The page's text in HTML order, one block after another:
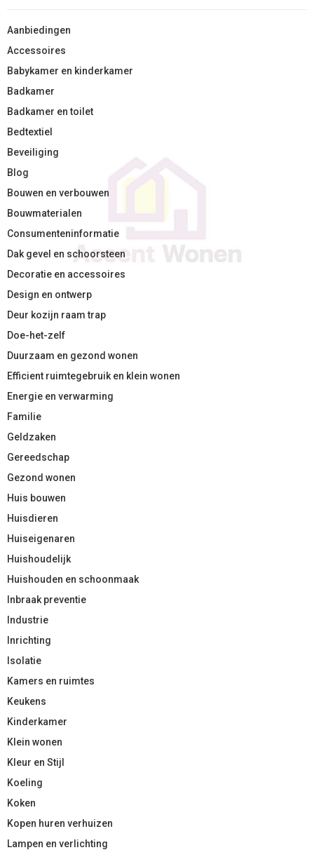
Aanbiedingen
Accessoires
Babykamer en kinderkamer
Badkamer
Badkamer en toilet
Bedtextiel
Beveiliging
Blog
Bouwen en verbouwen
Bouwmaterialen
Consumenteninformatie
Dak gevel en schoorsteen
Decoratie en accessoires
Design en ontwerp
Deur kozijn raam trap
Doe-het-zelf
Duurzaam en gezond wonen
Efficient ruimtegebruik en klein wonen
Energie en verwarming
Familie
Geldzaken
Gereedschap
Gezond wonen
Huis bouwen
Huisdieren
Huiseigenaren
Huishoudelijk
Huishouden en schoonmaak
Inbraak preventie
Industrie
Inrichting
Isolatie
Kamers en ruimtes
Keukens
Kinderkamer
Klein wonen
Kleur en Stijl
Koeling
Koken
Kopen huren verhuizen
Lampen en verlichting